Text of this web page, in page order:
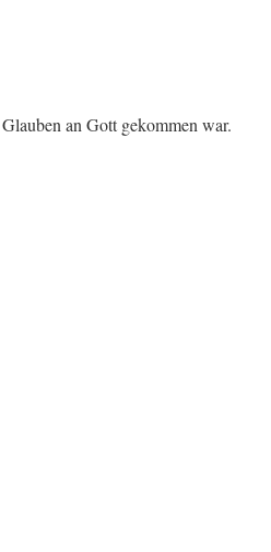
an Gott gekommen war.